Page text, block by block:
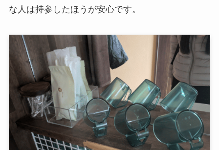
な人は持参したほうが安心です。